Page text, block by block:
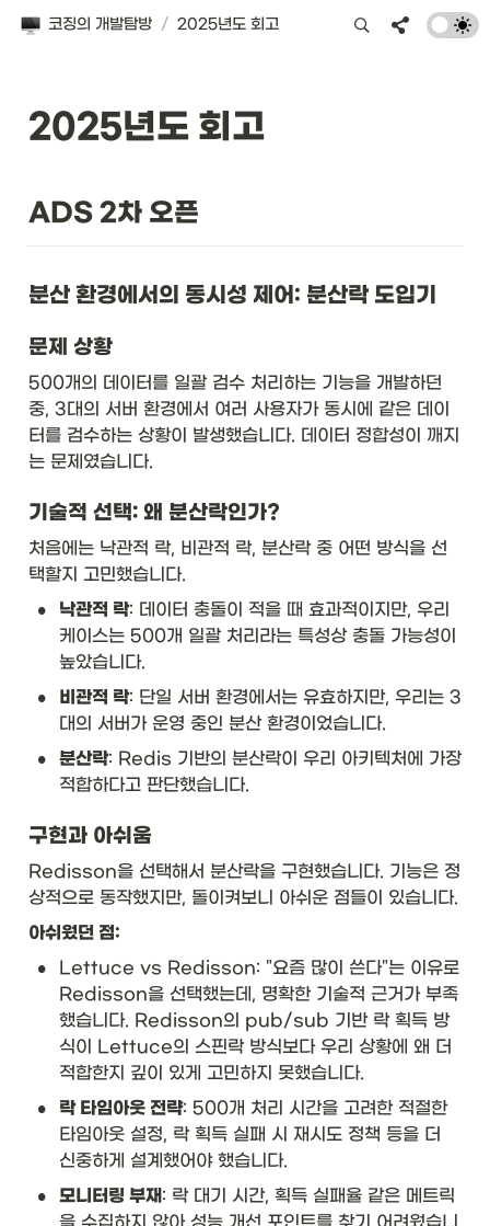
코징의 개발탐방 / 2025년도 회고
2025년도 회고
ADS 2차 오픈
분산 환경에서의 동시성 제어: 분산락 도입기
문제 상황
500개의 데이터를 일괄 검수 처리하는 기능을 개발하던
중, 3대의 서버 환경에서 여러 사용자가 동시에 같은 데이
터를 검수하는 상황이 발생했습니다. 데이터 정합성이 깨지
는 문제였습니다.
기술적 선택: 왜 분산락인가?
처음에는 낙관적 락, 비관적 락, 분산락 중 어떤 방식을 선
택할지 고민했습니다.
• 낙관적 락: 데이터 충돌이 적을 때 효과적이지만, 우리
케이스는 500개 일괄 처리라는 특성상 충돌 가능성이
높았습니다.
• 비관적 락: 단일 서버 환경에서는 유효하지만, 우리는 3
대의 서버가 운영 중인 분산 환경이었습니다.
• 분산락: Redis 기반의 분산락이 우리 아키텍처에 가장
적합하다고 판단했습니다.
구현과 아쉬움
Redisson을 선택해서 분산락을 구현했습니다. 기능은 정
상적으로 동작했지만, 돌이켜보니 아쉬운 점들이 있습니다.
아쉬웠던 점:
•
Lettuce vs Redisson: "요즘 많이 쓴다"는 이유로
Redisson을 선택했는데, 명확한 기술적 근거가 부족
했습니다. Redisson의 pub/sub 기반 락 획득 방
식이 Lettuce의 스핀락 방식보다 우리 상황에 왜 더
적합한지 깊이 있게 고민하지 못했습니다.
• 락 타임아웃 전략: 500개 처리 시간을 고려한 적절한
타임아웃 설정, 락 획득 실패 시 재시도 정책 등을 더
신중하게 설계했어야 했습니다.
• 모니터링 부재: 락 대기 시간, 획득 실패율 같은 메트릭